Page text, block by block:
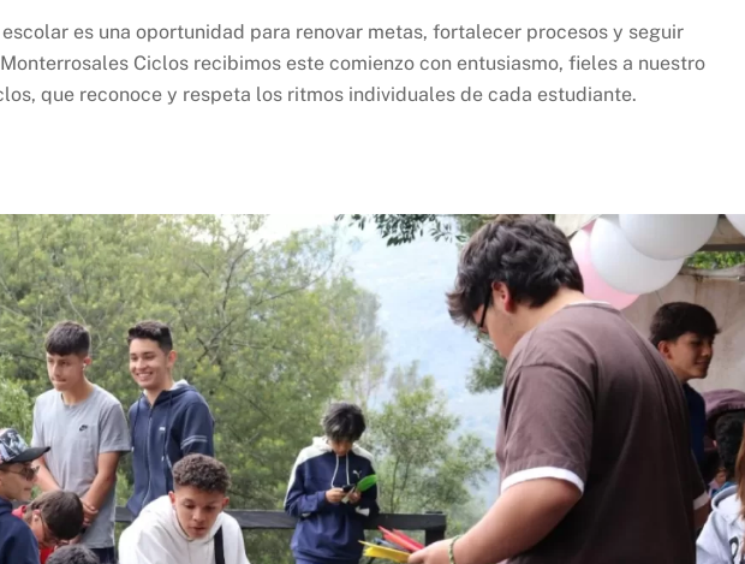
es una oportunidad para renovar metas, fortalecer procesos y seguir
Ciclos recibimos este comienzo con entusiasmo, fieles a nuestro
que reconoce y respeta los ritmos individuales de cada estudiante.